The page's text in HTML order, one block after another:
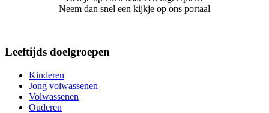
Neem dan snel een kijkje op ons portaal
Leeftijds doelgroepen
Kinderen
Jong volwassenen
Volwassenen
Ouderen